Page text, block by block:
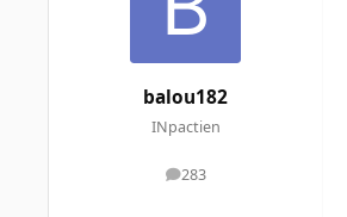
balou182
INpactien
283
messages